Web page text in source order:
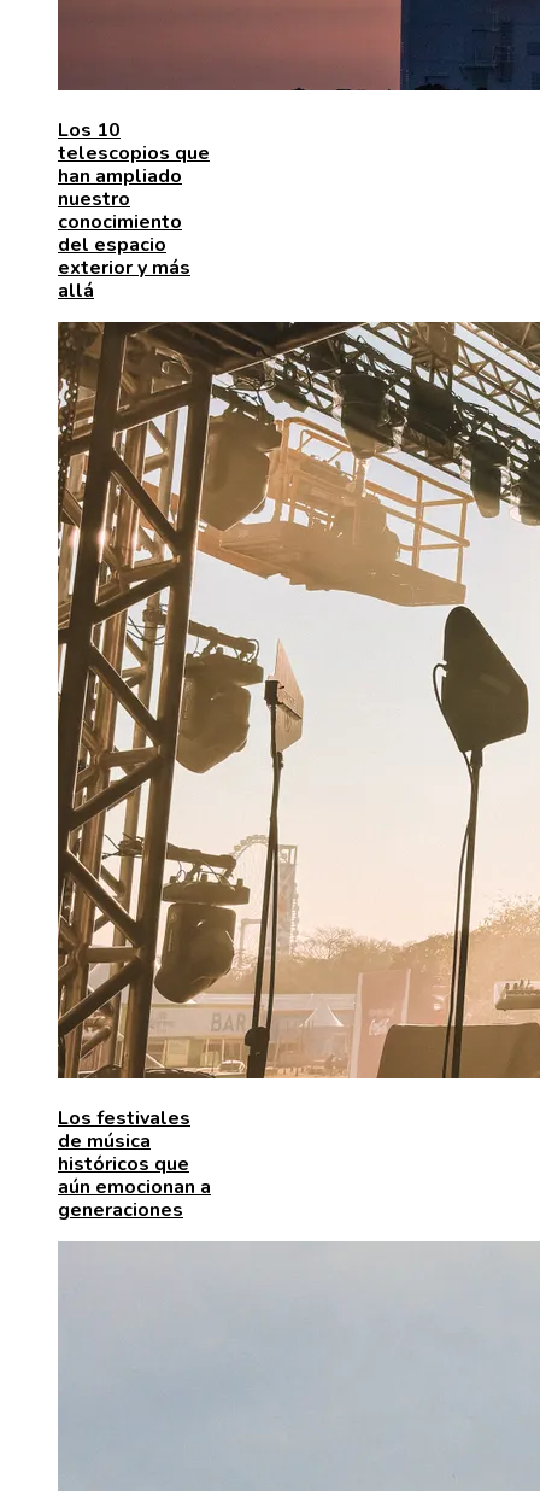
Los 10
telescopios que
han ampliado
nuestro
conocimiento
del espacio
exterior y más
allá
Los festivales
de música
históricos que
aún emocionan a
generaciones